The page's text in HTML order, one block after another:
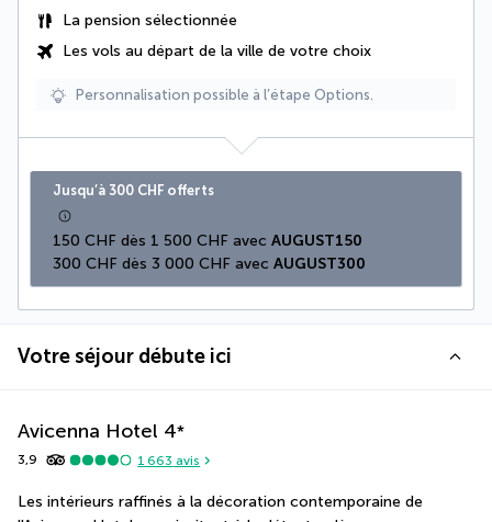
La pension sélectionnée
Les vols au départ de la ville de votre choix
Personnalisation possible à l’étape Options.
Jusqu’à 300 CHF offerts
150 CHF dès 1 500 CHF avec AUGUST150
300 CHF dès 3 000 CHF avec AUGUST300
Votre séjour débute ici
Avicenna Hotel 4*
3,9 1 663 avis
Les intérieurs raffinés à la décoration contemporaine de